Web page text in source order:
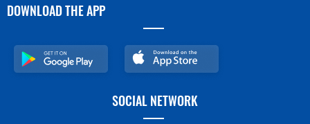
DOWNLOAD THE APP
SOCIAL NETWORK